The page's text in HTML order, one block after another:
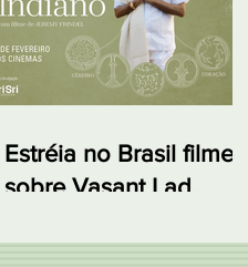
Estréia no Brasil filme
sobre Vasant Lad,